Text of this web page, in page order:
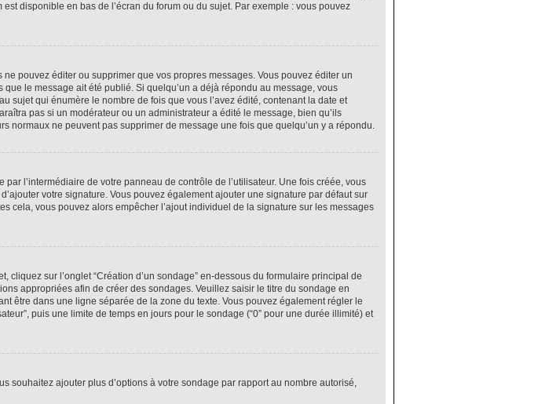
disponible en bas de l’écran du forum ou du sujet. Par exemple : vous pouvez
pouvez éditer ou supprimer que vos propres messages. Vous pouvez éditer un
le message ait été publié. Si quelqu’un a déjà répondu au message, vous
sujet qui énumère le nombre de fois que vous l’avez édité, contenant la date et
pas si un modérateur ou un administrateur a édité le message, bien qu’ils
normaux ne peuvent pas supprimer de message une fois que quelqu’un y a répondu.
l’intermédiaire de votre panneau de contrôle de l’utilisateur. Une fois créée, vous
votre signature. Vous pouvez également ajouter une signature par défaut sur
cela, vous pouvez alors empêcher l’ajout individuel de la signature sur les messages
sur l’onglet “Création d’un sondage” en-dessous du formulaire principal de
appropriées afin de créer des sondages. Veuillez saisir le titre du sondage en
être dans une ligne séparée de la zone du texte. Vous pouvez également régler le
puis une limite de temps en jours pour le sondage (“0” pour une durée illimité) et
souhaitez ajouter plus d’options à votre sondage par rapport au nombre autorisé,